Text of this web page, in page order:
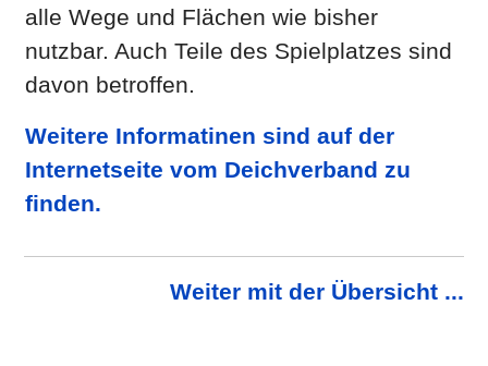
alle Wege und Flächen wie bisher
nutzbar. Auch Teile des Spielplatzes sind
davon betroffen.
Weitere Informatinen sind auf der
Internetseite vom Deichverband zu
finden.
Weiter mit der Übersicht ...